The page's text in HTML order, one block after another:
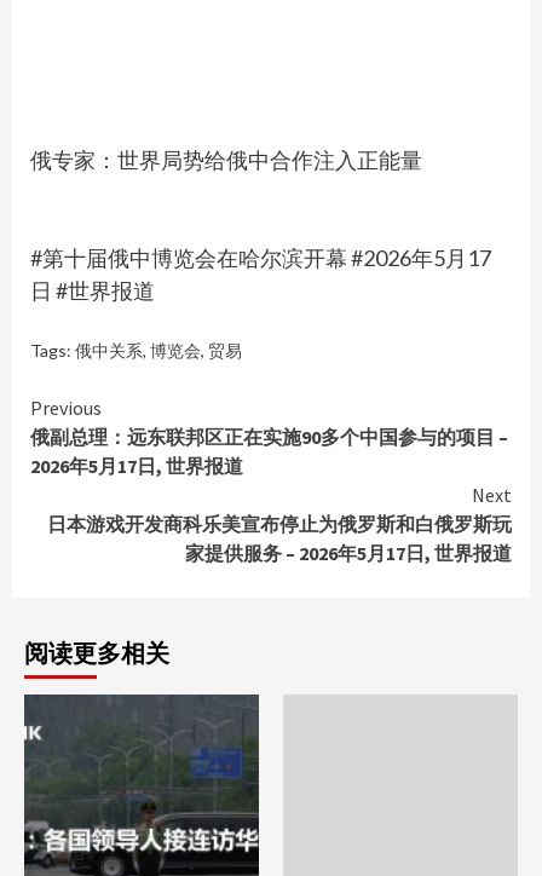
俄专家：世界局势给俄中合作注入正能量
#第十届俄中博览会在哈尔滨开幕 #2026年5月17
日 #世界报道
Tags: 俄中关系, 博览会, 贸易
Continue
Reading
Previous
俄副总理：远东联邦区正在实施90多个中国参与的项目 –
2026年5月17日, 世界报道
Next
日本游戏开发商科乐美宣布停止为俄罗斯和白俄罗斯玩
家提供服务 – 2026年5月17日, 世界报道
阅读更多相关